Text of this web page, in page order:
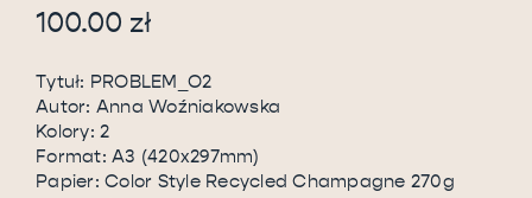
100.00 zł
Tytuł: PROBLEM_O2
Autor: Anna Woźniakowska
Kolory: 2
Format: A3 (420x297mm)
Papier: Color Style Recycled Champagne 270g